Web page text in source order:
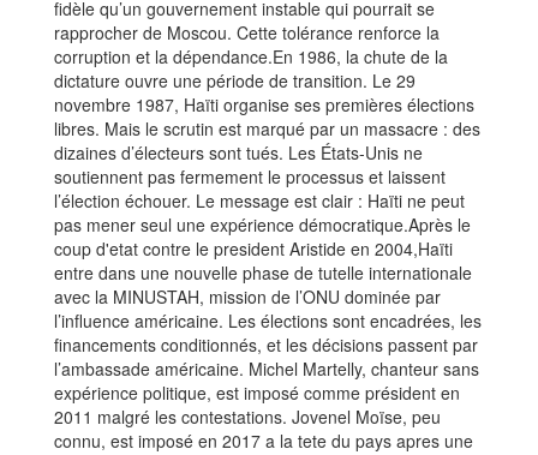
fidèle qu’un gouvernement instable qui pourrait se
rapprocher de Moscou. Cette tolérance renforce la
corruption et la dépendance.En 1986, la chute de la
dictature ouvre une période de transition. Le 29
novembre 1987, Haïti organise ses premières élections
libres. Mais le scrutin est marqué par un massacre : des
dizaines d’électeurs sont tués. Les États-Unis ne
soutiennent pas fermement le processus et laissent
l’élection échouer. Le message est clair : Haïti ne peut
pas mener seul une expérience démocratique.Après le
coup d'etat contre le president Aristide en 2004,Haïti
entre dans une nouvelle phase de tutelle internationale
avec la MINUSTAH, mission de l’ONU dominée par
l’influence américaine. Les élections sont encadrées, les
financements conditionnés, et les décisions passent par
l’ambassade américaine. Michel Martelly, chanteur sans
expérience politique, est imposé comme président en
2011 malgré les contestations. Jovenel Moïse, peu
connu, est imposé en 2017 a la tete du pays apres une